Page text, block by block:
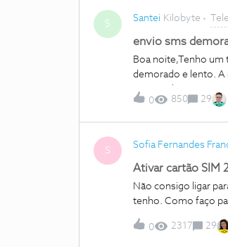
S
Santei Kilobyte
envio sms
Boa noite,Tenho
demorado e lento. A
nao recebe as sms
ligada).Se usar um
0 850 29
S
Sofia Fernandes
Ativar cartão SIM
Não consigo ligar
tenho. Como faço
0 2317 29